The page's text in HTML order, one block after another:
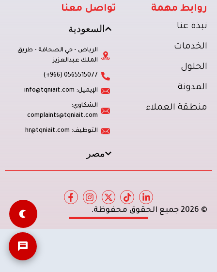
روابط مهمة
نبذة عنا
الخدمات
الحلول
المدونة
منطقة العملاء
تواصل معنا
السعودية
الرياض - حي الصحافة - طريق
الملك عبدالعزيز
0565515077 (966+)
الإيميل: info@tqniait.com
الشكاوي:
complaints@tqniait.com
التوظيف: hr@tqniait.com
مصر
© 2026 جميع الحقوق محفوظة.